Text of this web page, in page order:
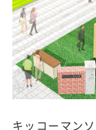
キッコーマン